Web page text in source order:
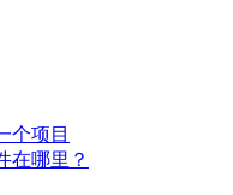
个项目
在哪里？